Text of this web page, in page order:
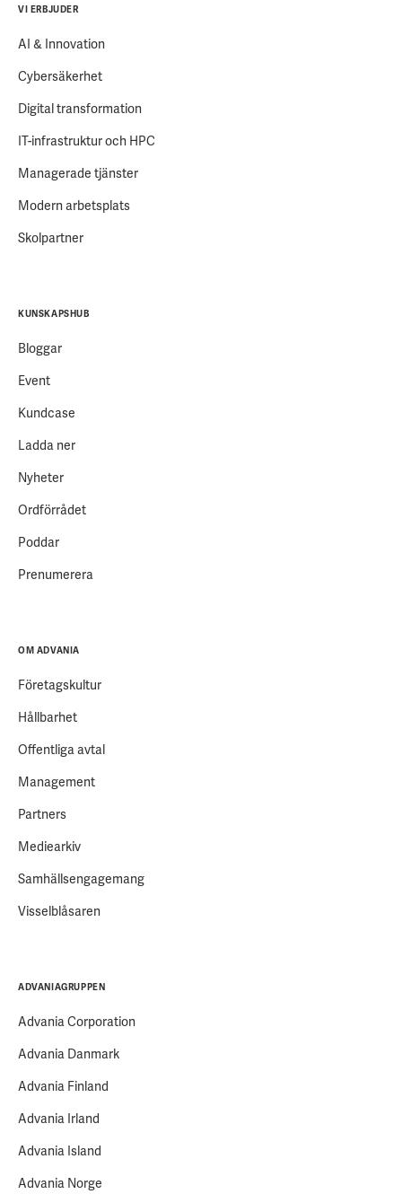
VI ERBJUDER
AI & Innovation
Cybersäkerhet
Digital transformation
IT-infrastruktur och HPC
Managerade tjänster
Modern arbetsplats
Skolpartner
KUNSKAPSHUB
Bloggar
Event
Kundcase
Ladda ner
Nyheter
Ordförrådet
Poddar
Prenumerera
OM ADVANIA
Företagskultur
Hållbarhet
Offentliga avtal
Management
Partners
Mediearkiv
Samhällsengagemang
Visselblåsaren
ADVANIAGRUPPEN
Advania Corporation
Advania Danmark
Advania Finland
Advania Irland
Advania Island
Advania Norge